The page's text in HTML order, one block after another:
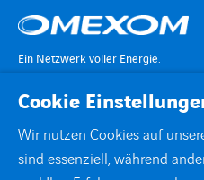
Ein Netzwerk voller Energie.
STANDORTE
Cookie
Wir nutzen Cookies auf
sind essenziell, während